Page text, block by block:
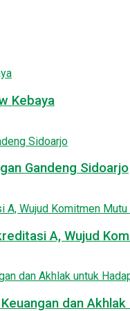
Kebaya
Gandeng Sidoarjo
A, Wujud
dan